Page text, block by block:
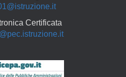
Certificata